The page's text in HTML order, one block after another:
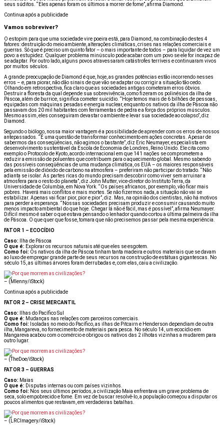
seus súditos. “Eles apenas foram os últimos a morrer de fome”, afirma Diamond.
Continua após a publicidade
Vamos sobreviver?
O estopim para que uma sociedade vire poeira está, para Diamond, na combinação destes 4
fatores: destruição do meio ambiente, alterações climáticas, crises nas relações comerciais e
guerras. Só que é preciso um quinto fator – o mais importante de todos – para liquidar de vez um
povo: a estupidez. Qualquer problema minúsculo pode acabar com um povo se ele for incapaz de
se adaptar. Por outro lado, alguns povos atravessaram catástrofes terríveis e continuaram vivos
por muitos séculos.
A grande preocupação de Diamond é que, hoje, as grandes potências estão incorrendo nesses
erros – e, para piorar, não dão sinais de que vão se adaptar ou corrigir a situação tão cedo.
Olhando em retrospectiva, fica claro que as sociedades antigas cometeram erros óbvios.
Destruir a floresta da qual depende sua sobrevivência, como fizeram os polinésios da ilha de
Páscoa, além de burrice, significa cometer suicídio. “Hoje temos mais de 6 bilhões de pessoas,
equipadas com máquinas pesadas e energia nuclear, enquanto os nativos da ilha de Páscoa não
passavam dos 20 mil habitantes com ferramentas de pedra e a força dos próprios músculos.
Mesmo assim, eles conseguiram devastar o ambiente e levar sua sociedade ao colapso”, diz
Diamond.
Segundo o biólogo, nossa maior vantagem é a possibilidade de aprender com os erros de nossos
antepassados. “É uma questão de transformar conhecimento em ações concretas. Apesar de
sabermos das conseqüências, não agimos o bastante”, diz Eric Neumayer, especialista em
desenvolvimento sustentável da Escola de Economia de Londres, Reino Unido. Ele cita como
exemplo o Protocolo de Kyoto, acordo internacional em que 141 nações se comprometem a
reduzir a emissão de poluentes que contribuem para o aquecimento global. Mesmo sabendo
das possíveis conseqüências de uma mudança climática, os EUA – os maiores responsáveis
pela emissão de dióxido de carbono na atmosfera – preferiram não participar do tratado. “Não
adianta se isolar. As partes ricas do mundo precisam descobrir como viver sem arruinar a
atmosfera para o resto do planeta”, diz John Mutter, vice-diretor do Instituto Terra, da
Universidade de Columbia, em Nova York. “Os países africanos, por exemplo, vão ficar mais
pobres. Haverá mais conflitos e mais mortes. Se não fizermos nada, a situação não vai se
estabilizar. Apenas vai ficar pior, pior e pior”, diz. Mas, na opinião dos cientistas, não há motivos
para perder a esperança. “Nossas sociedades precisam produzir e consumir causando muito
menos impacto ambiental do que hoje. Chegar lá não é fácil, mas é possível”, afirma Neumayer.
Difícil mesmo é saber o que estava pensando o lenhador quando cortou a última palmeira da ilha
de Páscoa. O que quer que fosse, tomara que não precisemos passar pela mesma experiência.
FATOR 1 – ECOCÍDIO
Caso: Ilha de Páscoa
O que é: Explorar os recursos naturais até que eles se esgotem.
Como foi: Os nativos da ilha de Páscoa tinham tanta madeira e outros materiais que se davam
ao luxo de empregar grande parte de seus recursos na construção de estátuas gigantescas. No
século 15, as últimas árvores foram derrubadas e, com elas, caiu a civilização.
– (Mlenny/iStock)
Continua após a publicidade
FATOR 2 – CRISE MERCANTIL
Caso: Ilhas do Pacífico Sul
O que é: Mudanças nas relações com parceiros comerciais.
Como foi: Isoladas no meio do Pacífico, as ilhas de Pitcairn e Henderson dependiam de outra
ilha, Mangareva, no fornecimento de materiais para pesca. No século 14, um ecocídio em
Mangareva acabou com o comércio e obrigou os nativos das 2 ilhotas vizinhas a mudarem para
outro lugar.
– (TheDoe/iStock)
FATOR 3 – GUERRAS
Caso: Maias
O que é: Disputas internas ou com países vizinhos.
Como foi: Nos seus últimos períodos, a civilização Maia enfrentava um grave problema de
seca, solo empobrecido e fome. Em vez de buscar resolvê-lo, a população começou a disputar os
poucos alimentos que restavam, em verdadeiras batalhas.
– (LRCImagery/iStock)